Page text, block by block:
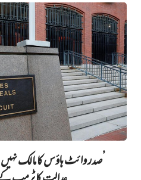
’صدر وائٹ ہاؤس کا مالک نہیں‌